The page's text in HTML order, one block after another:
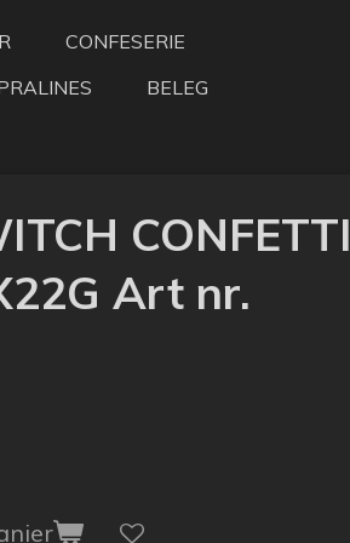
CONFESERIE
BELEG
CONFETTI
Art nr.